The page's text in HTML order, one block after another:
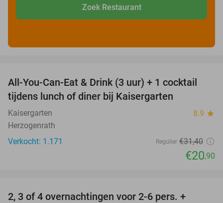
Zoek Restaurant
33%
All-You-Can-Eat & Drink (3 uur) + 1 cocktail
tijdens lunch of diner bij Kaisergarten
Kaisergarten 8.9 star
Herzogenrath
Verkocht: 1.171
Regulier €31,40
€20,90
2, 3 of 4 overnachtingen voor 2-6 pers. +